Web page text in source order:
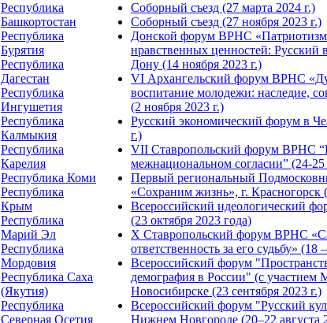
Республика
Башкортостан
Республика
Бурятия
Республика
Дагестан
Республика
Ингушетия
Республика
Калмыкия
Республика
Карелия
Республика Коми
Республика
Крым
Республика
Марий Эл
Республика
Мордовия
Республика Саха
(Якутия)
Республика
Северная Осетия
Соборный съезд (27 марта 2024 г.)
Соборный съезд (27 ноября 2023 г.)
Донской форум ВРНС
нравственных ценностей: Русский
Дону (14 ноября 2023 г.)
VI Архангельский форум ВРНС
воспитание молодежи: наследие,
(2 ноября 2023 г.)
Русский экономический форум в
г.)
VII Ставропольский форум ВРНС
межнациональном согласии” (24-25
Первый региональный
«Сохраним жизнь», г. Красногорск
Всероссийский идеологический
(23 октября 2023 года)
X Ставропольский форум ВРНС
ответственность за его судьбу»
Всероссийский форум
демография в России" (с участием
Новосибирске (23 сентября 2023 г.)
Всероссийский форум "Русский
Нижнем Новгороде (20–22 августа